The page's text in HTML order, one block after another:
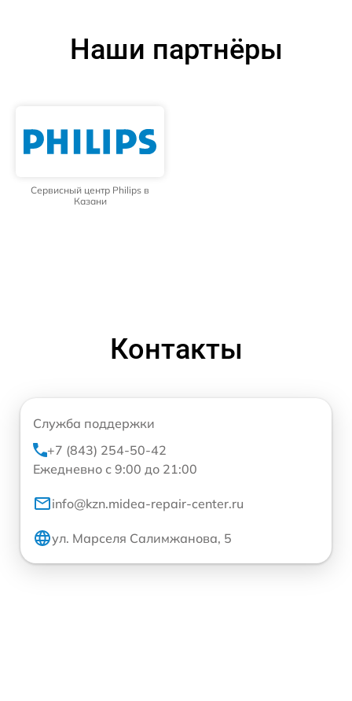
Наши партнёры
Сервисный центр Philips в
Казани
Контакты
Служба поддержки
+7 (843) 254-50-42
Ежедневно с 9:00 до 21:00
info@kzn.midea-repair-center.ru
ул. Марселя Салимжанова, 5